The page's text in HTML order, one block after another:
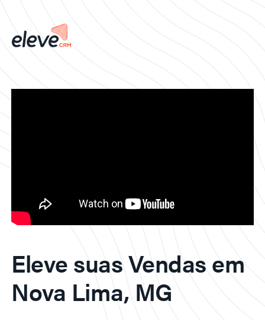
Eleve suas Vendas em
Nova Lima, MG